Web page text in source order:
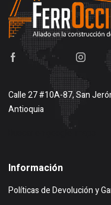
Calle 27 #10A-87, San
Antioquia
Información
Políticas de Devolución y